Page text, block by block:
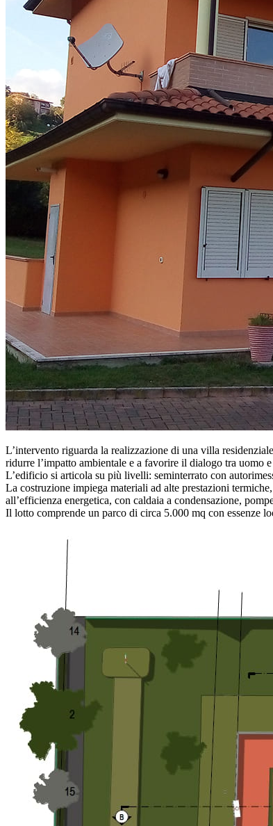
L’intervento riguarda la realizzazione di una villa
ridurre l’impatto ambientale e a favorire il dialogo tra uomo e
L’edificio si articola su più livelli: seminterrato con
La costruzione impiega materiali ad alte prestazioni
all’efficienza energetica, con caldaia a condensazione,
Il lotto comprende un parco di circa 5.000 mq con essenze